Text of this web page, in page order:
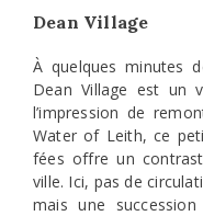
Dean Village
À quelques minutes
Dean Village est un
l’impression de
Water of Leith, ce
fées offre un
ville. Ici, pas de
mais une